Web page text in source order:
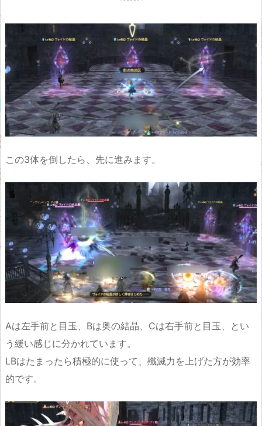
この3体を倒したら、先に進みます。
Aは左手前と目玉、Bは奥の結晶、Cは右手前と目玉、とい
う緩い感じに分かれています。
LBはたまったら積極的に使って、殲滅力を上げた方が効率
的です。